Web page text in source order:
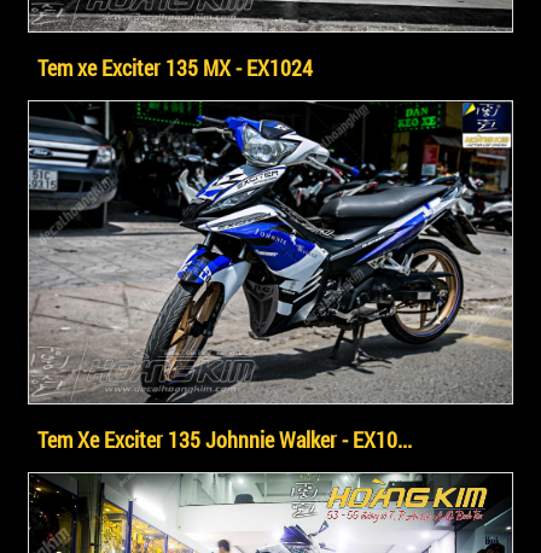
Tem xe Exciter 135 MX - EX1024
Tem Xe Exciter 135 Johnnie Walker - EX10...